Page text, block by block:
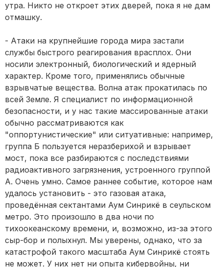
утра. Никто не откроет этих дверей, пока я не дам
отмашку.
- Атаки на крупнейшие города мира застали
службы быстрого реагирования врасплох. Они
носили электронный, биологический и ядерный
характер. Кроме того, применялись обычные
взрывчатые вещества. Волна атак прокатилась по
всей Земле. Я специалист по информационной
безопасности, и у нас такие массированные атаки
обычно рассматриваются как
"оппортунистические" или ситуативные: например,
группа Б пользуется неразберихой и взрывает
мост, пока все разбираются с последствиями
радиоактивного загрязнения, устроенного группой
А. Очень умно. Самое раннее событие, которое нам
удалось установить - это газовая атака,
проведённая сектантами Аум Синрикё в сеульском
метро. Это произошло в два ночи по
тихоокеанскому времени, и, возможно, из-за этого
сыр-бор и полыхнул. Мы уверены, однако, что за
катастрофой такого масштаба Аум Синрикё стоять
не может. У них нет ни опыта кибервойны, ни